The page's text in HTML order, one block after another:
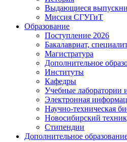
Выдающиеся
Миссия СГУГиТ
Образование
Поступление 2026
Бакалавриат,
Магистратура
Дополнительное
Институты
Кафедры
Учебные лаборатории
Электронная
Научно-техническая
Новосибирский
Стипендии
Дополнительное